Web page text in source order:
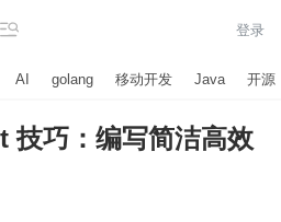
 登录
AI golang 移动开发 Java 开源
技巧：编写简洁高效